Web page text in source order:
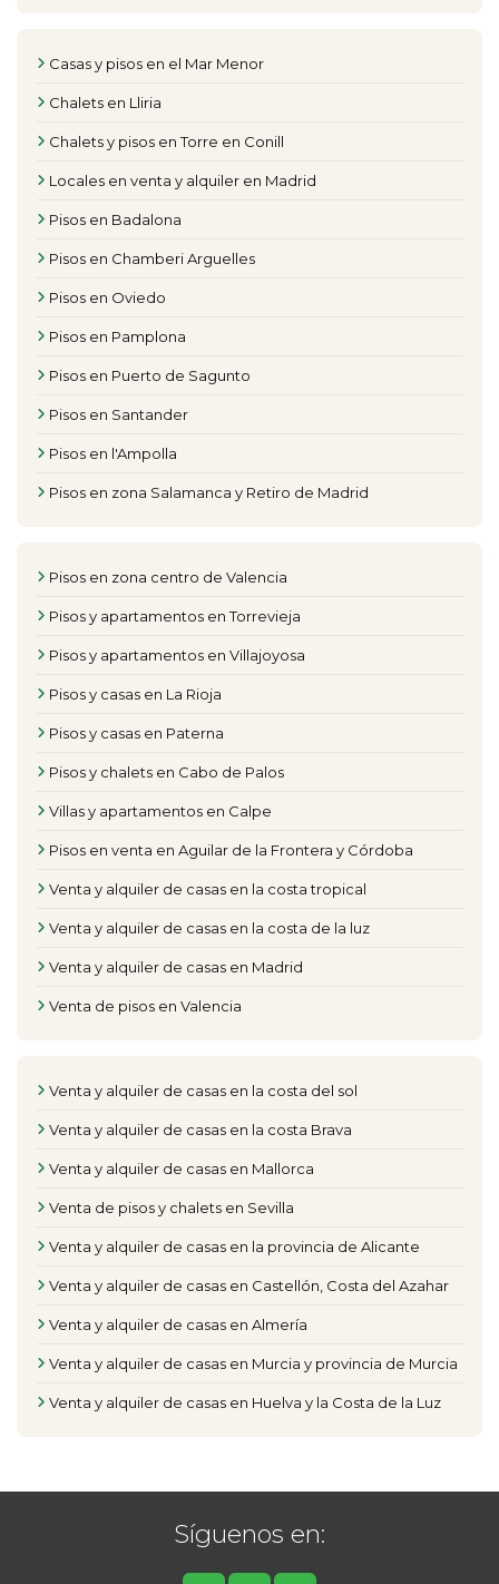
Casas y pisos en el Mar Menor
Chalets en Lliria
Chalets y pisos en Torre en Conill
Locales en venta y alquiler en Madrid
Pisos en Badalona
Pisos en Chamberi Arguelles
Pisos en Oviedo
Pisos en Pamplona
Pisos en Puerto de Sagunto
Pisos en Santander
Pisos en l'Ampolla
Pisos en zona Salamanca y Retiro de Madrid
Pisos en zona centro de Valencia
Pisos y apartamentos en Torrevieja
Pisos y apartamentos en Villajoyosa
Pisos y casas en La Rioja
Pisos y casas en Paterna
Pisos y chalets en Cabo de Palos
Villas y apartamentos en Calpe
Pisos en venta en Aguilar de la Frontera y Córdoba
Venta y alquiler de casas en la costa tropical
Venta y alquiler de casas en la costa de la luz
Venta y alquiler de casas en Madrid
Venta de pisos en Valencia
Venta y alquiler de casas en la costa del sol
Venta y alquiler de casas en la costa Brava
Venta y alquiler de casas en Mallorca
Venta de pisos y chalets en Sevilla
Venta y alquiler de casas en la provincia de Alicante
Venta y alquiler de casas en Castellón, Costa del Azahar
Venta y alquiler de casas en Almería
Venta y alquiler de casas en Murcia y provincia de Murcia
Venta y alquiler de casas en Huelva y la Costa de la Luz
Síguenos en: